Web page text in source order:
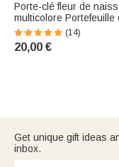
Porte-clé fleur de
multicolore Portefeuille
avec bracelet en perles
Cadeau d'anniversaire
elle
(14)
20,00 €
Get unique gift ideas
inbox.